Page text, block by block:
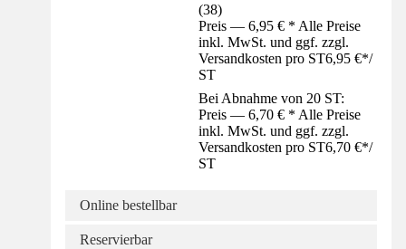
(38)
Preis — 6,95 € * Alle Preise
inkl. MwSt. und ggf. zzgl.
Versandkosten pro ST6,95 €*/
ST
Bei Abnahme von 20 ST:
Preis — 6,70 € * Alle Preise
inkl. MwSt. und ggf. zzgl.
Versandkosten pro ST6,70 €*/
ST
Online bestellbar
Reservierbar